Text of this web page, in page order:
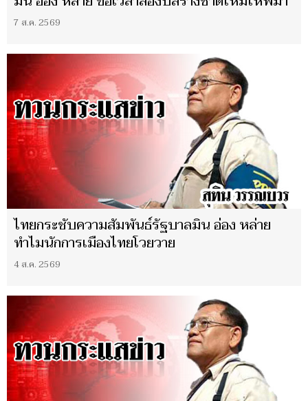
7 ส.ค. 2569
ไทยกระชับความสัมพันธ์รัฐบาลมิน อ่อง หล่าย
ทำไมนักการเมืองไทยโวยวาย
4 ส.ค. 2569